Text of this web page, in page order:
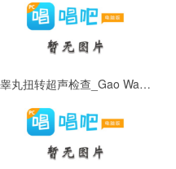
睾丸扭转超声检查_Gao Wan Niu Zhuan Chao Sheng Jian Cha